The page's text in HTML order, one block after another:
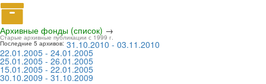
Архивные фонды (список) →
Старые архивные публикации с 1999 г.
Последние 5 архивов: 31.10.2010 - 03.11.2010
22.01.2005 - 24.01.2005
25.01.2005 - 26.01.2005
15.01.2005 - 22.01.2005
30.10.2009 - 31.10.2009